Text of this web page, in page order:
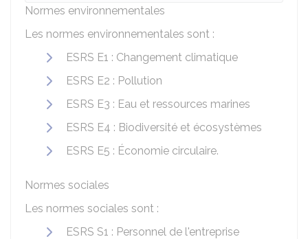
Normes environnementales
Les normes environnementales sont :
ESRS E1 : Changement climatique
ESRS E2 : Pollution
ESRS E3 : Eau et ressources marines
ESRS E4 : Biodiversité et écosystèmes
ESRS E5 : Économie circulaire.
Normes sociales
Les normes sociales sont :
ESRS S1 : Personnel de l'entreprise